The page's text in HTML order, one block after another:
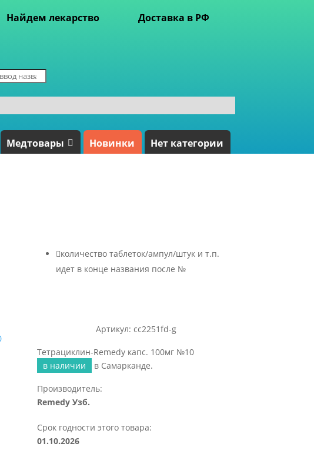
Найдем лекарство Доставка в РФ
Медтовары Новинки Нет категории
количество таблеток/ампул/штук и т.п.
идет в конце названия после №
Артикул: cc2251fd-g
Тетрациклин-Remedy капс. 100мг №10
в наличии
в Самарканде.
Производитель:
Remedy Узб.
Срок годности этого товара:
01.10.2026